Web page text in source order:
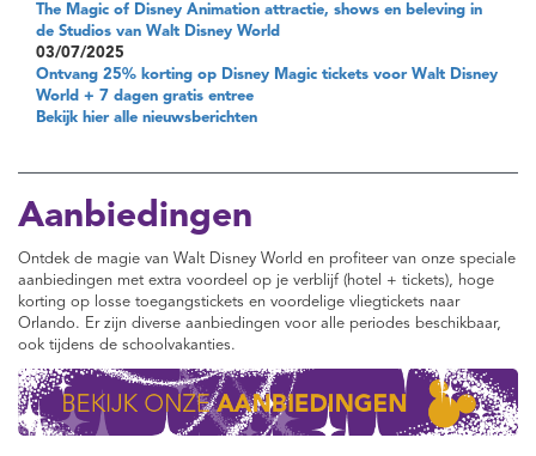
The Magic of Disney Animation attractie, shows en beleving in
de Studios van Walt Disney World
03/07/2025
Ontvang 25% korting op Disney Magic tickets voor Walt Disney
World + 7 dagen gratis entree
Bekijk hier alle nieuwsberichten
Aanbiedingen
Ontdek de magie van Walt Disney World en profiteer van onze speciale
aanbiedingen met extra voordeel op je verblijf (hotel + tickets), hoge
korting op losse toegangstickets en voordelige vliegtickets naar
Orlando. Er zijn diverse aanbiedingen voor alle periodes beschikbaar,
ook tijdens de schoolvakanties.